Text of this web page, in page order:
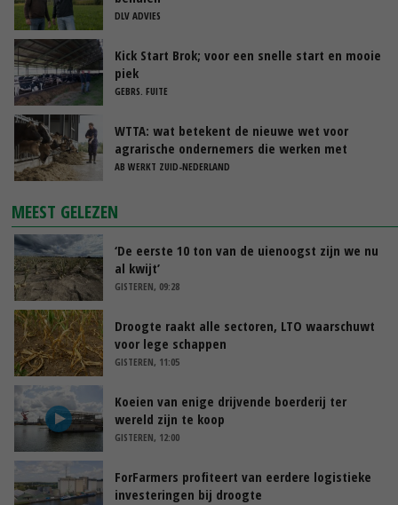
DLV ADVIES
Kick Start Brok; voor een snelle start en mooie
piek
GEBRS. FUITE
WTTA: wat betekent de nieuwe wet voor
agrarische ondernemers die werken met
uitzendkrachten?
AB WERKT ZUID-NEDERLAND
MEEST GELEZEN
‘De eerste 10 ton van de uienoogst zijn we nu
al kwijt’
GISTEREN, 09:28
Droogte raakt alle sectoren, LTO waarschuwt
voor lege schappen
GISTEREN, 11:05
Koeien van enige drijvende boerderij ter
wereld zijn te koop
GISTEREN, 12:00
ForFarmers profiteert van eerdere logistieke
investeringen bij droogte